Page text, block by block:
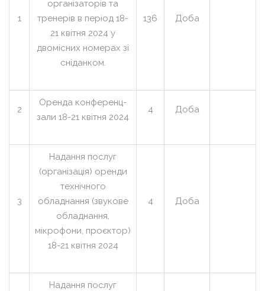
1
організаторів та
тренерів в період 18-
21 квітня 2024 у
двомісних номерах зі
сніданком.
136 Доба
2
Оренда конференц-
зали 18-21 квітня 2024
4 Доба
3
Надання послуг
(організація) оренди
технічного
обладнання (звукове
обладнання,
мікрофони, проєктор)
18-21 квітня 2024
4 Доба
Надання послуг